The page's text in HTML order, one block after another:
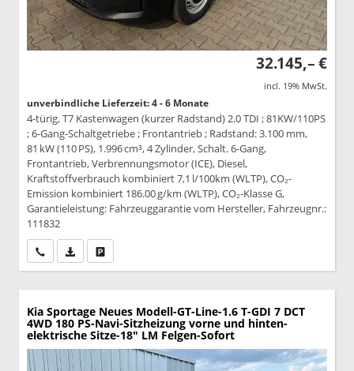
32.145,– €
incl. 19% MwSt.
unverbindliche Lieferzeit: 4 - 6 Monate
4-türig, T7 Kastenwagen (kurzer Radstand) 2.0 TDI ; 81KW/110PS
; 6-Gang-Schaltgetriebe ; Frontantrieb ; Radstand: 3.100 mm,
81 kW (110 PS), 1.996 cm³, 4 Zylinder, Schalt. 6-Gang,
Frontantrieb, Verbrennungsmotor (ICE), Diesel,
Kraftstoffverbrauch kombiniert 7,1 l/100km (WLTP), CO₂-
Emission kombiniert 186.00 g/km (WLTP), CO₂-Klasse G,
Garantieleistung: Fahrzeuggarantie vom Hersteller, Fahrzeugnr.:
111832
Wir rufen Sie anPDF-Datei, Fahrzeugexposé drucken
Kia Sportage Neues Modell-GT-Line-1.6 T-GDI 7 DCT
4WD 180 PS-Navi-Sitzheizung vorne und hinten-
elektrische Sitze-18" LM Felgen-Sofort